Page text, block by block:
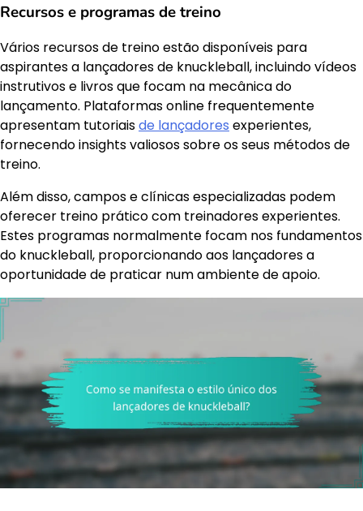
Recursos e programas de treino
Vários recursos de treino estão disponíveis para
aspirantes a lançadores de knuckleball, incluindo vídeos
instrutivos e livros que focam na mecânica do
lançamento. Plataformas online frequentemente
apresentam tutoriaisde lançadores experientes,
fornecendo insights valiosos sobre os seus métodos de
treino.
Além disso, campos e clínicas especializadas podem
oferecer treino prático com treinadores experientes.
Estes programas normalmente focam nos fundamentos
do knuckleball, proporcionando aos lançadores a
oportunidade de praticar num ambiente de apoio.